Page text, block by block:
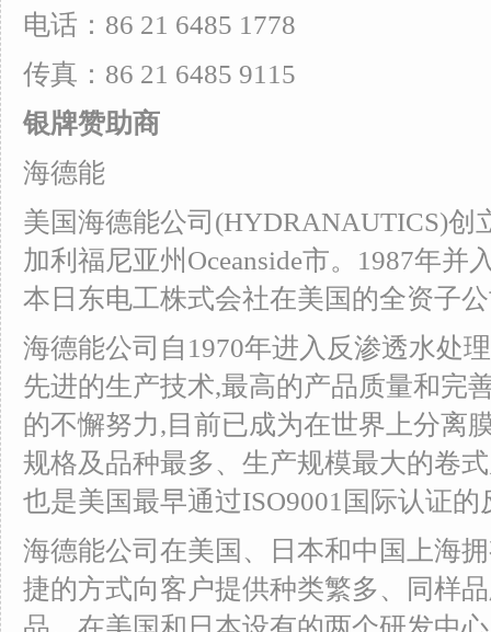
电话：86 21 6485 1778
传真：86 21 6485 9115
银牌赞助商
海德能
美国海德能公司(HYDRANAUTICS)创
加利福尼亚州Oceanside市。1987年并
本日东电工株式会社在美国的全资子
海德能公司自1970年进入反渗透水处
先进的生产技术,最高的产品质量和完
的不懈努力,目前已成为在世界上分离
规格及品种最多、生产规模最大的卷
也是美国最早通过ISO9001国际认证
海德能公司在美国、日本和中国上海
捷的方式向客户提供种类繁多、同样